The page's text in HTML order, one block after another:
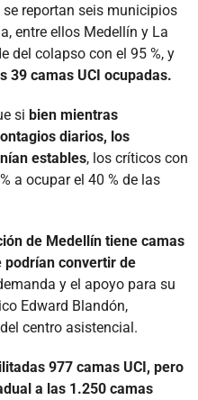
reportan seis municipios
entre ellos Medellín y La
del colapso con el 95 %, y
39 camas UCI ocupadas.
si bien mientras
diarios, los
estables, los críticos con
a ocupar el 40 % de las
de Medellín tiene camas
podrían convertir de
y el apoyo para su
Edward Blandón,
centro asistencial.
977 camas UCI, pero
a las 1.250 camas